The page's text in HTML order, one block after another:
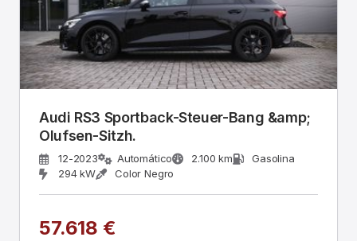
Audi RS3 Sportback-Steuer-Bang &amp;
Olufsen-Sitzh.
12-2023 Automático 2.100 km
Gasolina
294 kW
Color Negro
57.618 €